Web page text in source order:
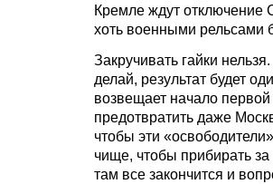
Кремле ждут отключение
хоть военными рельсами
Закручивать гайки
делай, результат будет
возвещает начало
предотвратить даже
чтобы эти
чище, чтобы прибирать
там все закончится и